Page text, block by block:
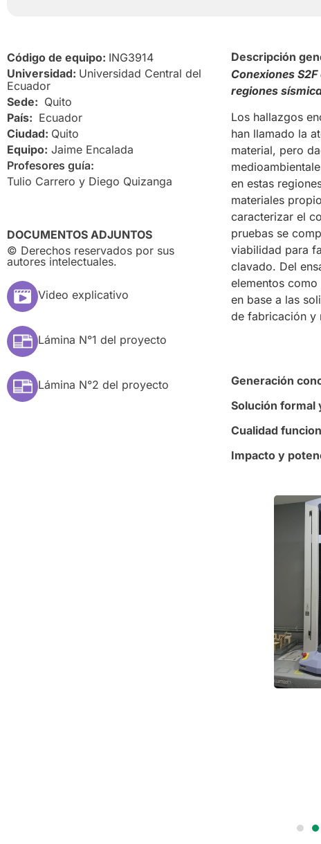
Código de equipo: ING3914
Universidad: Universidad Central del
Ecuador
Sede: Quito
País: Ecuador
Ciudad: Quito
Equipo: Jaime Encalada
Profesores guía:
Tulio Carrero y Diego Quizanga
DOCUMENTOS ADJUNTOS
© Derechos reservados por sus
autores intelectuales.
Video explicativo
Lámina N°1 del proyecto
Lámina N°2 del proyecto
Descripción
Conexiones
regiones
Los hallazgos
han llamado la
material, pero
en estas
materiales
caracterizar el
pruebas se
viabilidad para
clavado. Del
elementos
en base a las
de fabricación y
Generación
Solución formal
Cualidad
Impacto y